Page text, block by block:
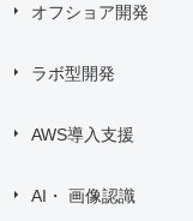
オフィスツアー
事業内容
オフショア開発
ラボ型開発